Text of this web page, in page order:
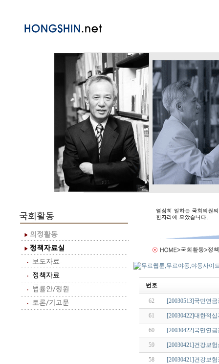
번호
62 [20030513]국민연
61 [20030422]대한적
60 [20030422]국민연
59 [20030421]건강보
58 [20030421]건강보